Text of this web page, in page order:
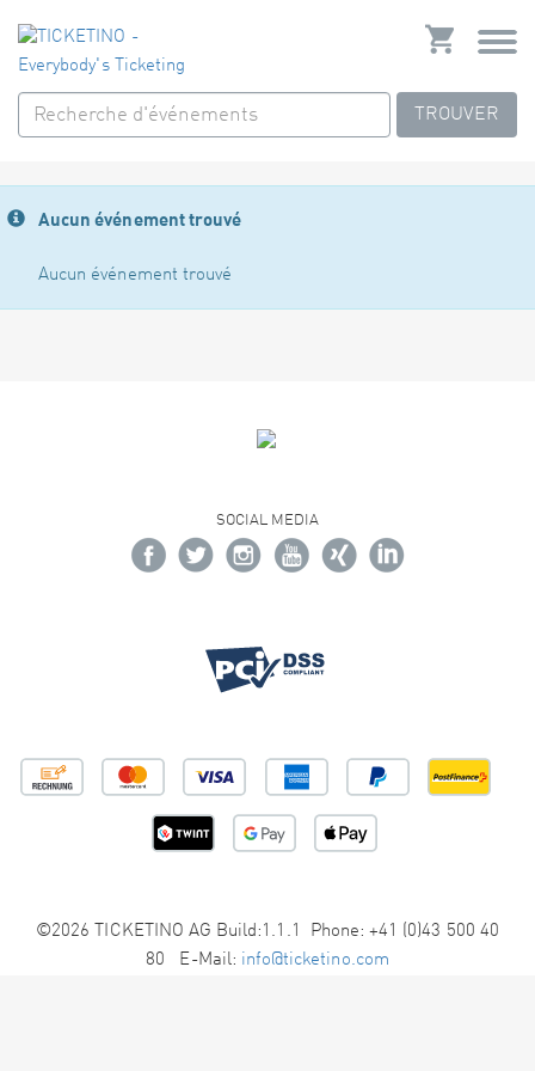
TROUVER
Aucun événement trouvé
Aucun événement trouvé
SOCIAL MEDIA
©2026 TICKETINO AG Build:1.1.1 Phone: +41 (0)43 500 40
80 E-Mail: info@ticketino.com